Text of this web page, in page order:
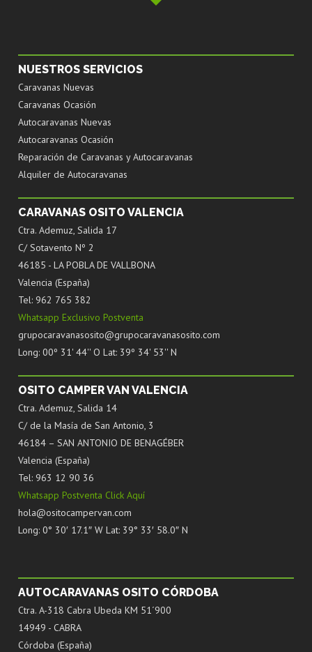
NUESTROS SERVICIOS
Caravanas Nuevas
Caravanas Ocasión
Autocaravanas Nuevas
Autocaravanas Ocasión
Reparación de Caravanas y Autocaravanas
Alquiler de Autocaravanas
CARAVANAS OSITO VALENCIA
Ctra. Ademuz, Salida 17
C/ Sotavento Nº 2
46185 - LA POBLA DE VALLBONA
Valencia (España)
Tel: 962 765 382
Whatsapp Exclusivo Postventa
grupocaravanasosito@grupocaravanasosito.com
Long: 00º 31' 44'' O Lat: 39º 34' 53'' N
OSITO CAMPER VAN VALENCIA
Ctra. Ademuz, Salida 14
C/ de la Masía de San Antonio, 3
46184 – SAN ANTONIO DE BENAGÉBER
Valencia (España)
Tel: 963 12 90 36
Whatsapp Postventa Click Aquí
hola@ositocampervan.com
Long: 0° 30′ 17.1″ W Lat: 39° 33′ 58.0″ N
AUTOCARAVANAS OSITO CÓRDOBA
Ctra. A-318 Cabra Ubeda KM 51´900
14949 - CABRA
Córdoba (España)